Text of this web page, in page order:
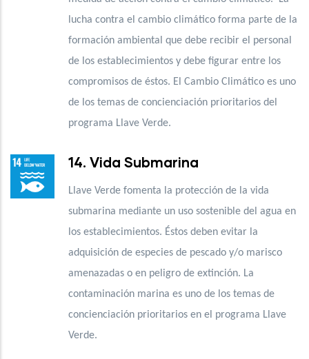
lucha contra el cambio climático forma parte de la
formación ambiental que debe recibir el personal
de los establecimientos y debe figurar entre los
compromisos de éstos. El Cambio Climático es uno
de los temas de concienciación prioritarios del
programa Llave Verde.
14. Vida Submarina
Llave Verde fomenta la protección de la vida
submarina mediante un uso sostenible del agua en
los establecimientos. Éstos deben evitar la
adquisición de especies de pescado y/o marisco
amenazadas o en peligro de extinción. La
contaminación marina es uno de los temas de
concienciación prioritarios en el programa Llave
Verde.